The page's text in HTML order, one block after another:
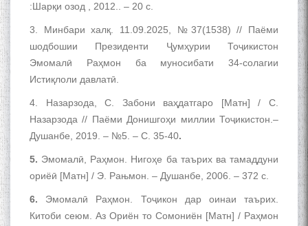
:Шарқи озод , 2012.. – 20 с.
3. Минбари халқ. 11.09.2025, №37(1538) // Паёми
шодбошии Президенти Ҷумҳурии Тоҷикистон
Эмомалӣ Раҳмон ба муносибати 34-солагии
Истиқлоли давлатӣ.
4. Назарзода, С. Забони ваҳдатгаро [Матн] / С.
Назарзода // Паёми Донишгоҳи миллии Тоҷикистон.–
Душанбе, 2019. – №5. – С. 35-40.
5. Эмомалӣ, Раҳмон. Нигоҳе ба таърих ва тамаддуни
ориёӣ [Матн] / Э. Рањмон. – Душанбе, 2006. – 372 с.
6. Эмомалӣ Раҳмон. Тоҷикон дар оинаи таърих.
Китоби сеюм. Аз Ориён то Сомониён [Матн] / Раҳмон
ИЛМ ВА МАОРИФИ КИШВАР
АЗ ҶОНИБИ ОЛИМОНИ
АКАДЕМИЯИ МИЛЛИИ
ИЛМҲОИ ТОҶИКИСТОН
БО 4 000 000 СОМОНӢ
ПАЙКАРА ВА ОСОРХОНАИ
МӮЪМИН ҚАНОАТ СОХТА
ШУД!